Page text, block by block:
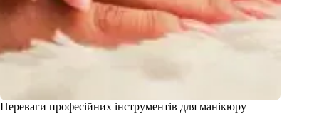
Переваги професійних інструментів для манікюру